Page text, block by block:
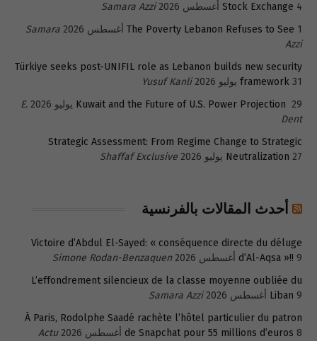
Stock Exchange 4 أغسطس 2026
Samara Azzi
The Poverty Lebanon Refuses to See 1 أغسطس 2026
Samara
Azzi
Türkiye seeks post-UNIFIL role as Lebanon builds new security
framework 31 يوليو 2026
Yusuf Kanli
Kuwait and the Future of U.S. Power Projection 29 يوليو 2026
E.
Dent
Strategic Assessment: From Regime Change to Strategic
Neutralization 27 يوليو 2026 Shaffaf Exclusive
أحدث المقالات بالفرنسية
Victoire d’Abdul El-Sayed: « conséquence directe du déluge
d’Al-Aqsa »!! 9 أغسطس 2026
Simone Rodan-Benzaquen
L’effondrement silencieux de la classe moyenne oubliée du
Liban 9 أغسطس 2026
Samara Azzi
À Paris, Rodolphe Saadé rachète l’hôtel particulier du patron
de Snapchat pour 55 millions d’euros 8 أغسطس 2026
Actu